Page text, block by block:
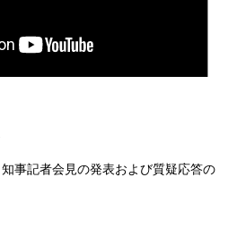
事記者会見の発表および質疑応答の